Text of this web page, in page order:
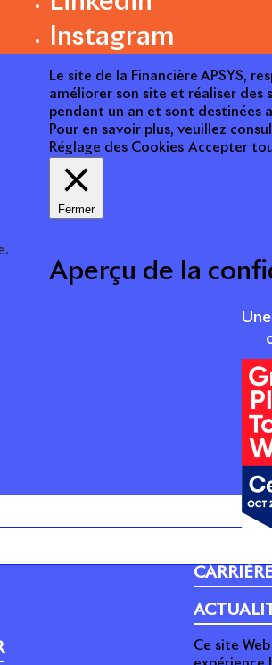
Instagram
Le site de la Financière APSYS,
améliorer son site et réaliser des
pendant un an et sont destinées
Pour en savoir plus, veuillez
Réglage des Cookies Accepter
Fermer
Aperçu de la
Ce site